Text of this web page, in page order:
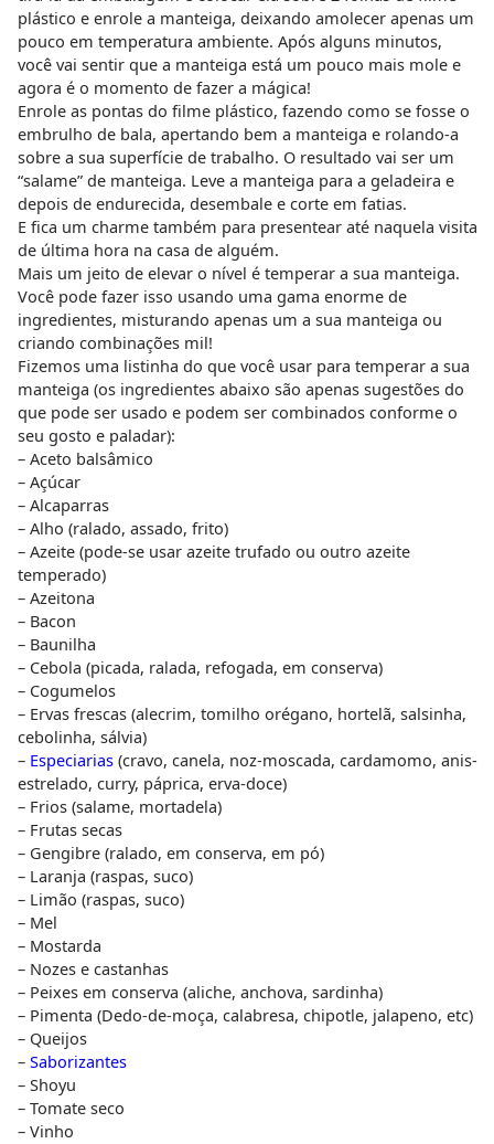
plástico e enrole a manteiga, deixando amolecer apenas um
pouco em temperatura ambiente. Após alguns minutos,
você vai sentir que a manteiga está um pouco mais mole e
agora é o momento de fazer a mágica!
Enrole as pontas do filme plástico, fazendo como se fosse o
embrulho de bala, apertando bem a manteiga e rolando-a
sobre a sua superfície de trabalho. O resultado vai ser um
“salame” de manteiga. Leve a manteiga para a geladeira e
depois de endurecida, desembale e corte em fatias.
E fica um charme também para presentear até naquela visita
de última hora na casa de alguém.
Mais um jeito de elevar o nível é temperar a sua manteiga.
Você pode fazer isso usando uma gama enorme de
ingredientes, misturando apenas um a sua manteiga ou
criando combinações mil!
Fizemos uma listinha do que você usar para temperar a sua
manteiga (os ingredientes abaixo são apenas sugestões do
que pode ser usado e podem ser combinados conforme o
seu gosto e paladar):
– Aceto balsâmico
– Açúcar
– Alcaparras
– Alho (ralado, assado, frito)
– Azeite (pode-se usar azeite trufado ou outro azeite
temperado)
– Azeitona
– Bacon
– Baunilha
– Cebola (picada, ralada, refogada, em conserva)
– Cogumelos
– Ervas frescas (alecrim, tomilho orégano, hortelã, salsinha,
cebolinha, sálvia)
– Especiarias(cravo, canela, noz-moscada, cardamomo, anis-
estrelado, curry, páprica, erva-doce)
– Frios (salame, mortadela)
– Frutas secas
– Gengibre (ralado, em conserva, em pó)
– Laranja (raspas, suco)
– Limão (raspas, suco)
– Mel
– Mostarda
– Nozes e castanhas
– Peixes em conserva (aliche, anchova, sardinha)
– Pimenta (Dedo-de-moça, calabresa, chipotle, jalapeno, etc)
– Queijos
– Saborizantes
– Shoyu
– Tomate seco
– Vinho